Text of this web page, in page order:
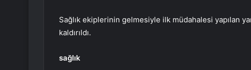
Sağlık ekiplerinin gelmesiyle ilk müdahalesi yapılan
kaldırıldı.
sağlık